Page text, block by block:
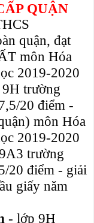
QUẬN
quận, đạt
môn Hóa
2019-2020
trường
20 điểm -
môn Hóa
2019-2020
trường
20 điểm - giải
giấy năm
- lớp 9H